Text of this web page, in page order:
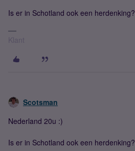
Is er in Schotland ook een herdenking?
Klant
Scotsman
Nederland 20u :)
Is er in Schotland ook een herdenking?